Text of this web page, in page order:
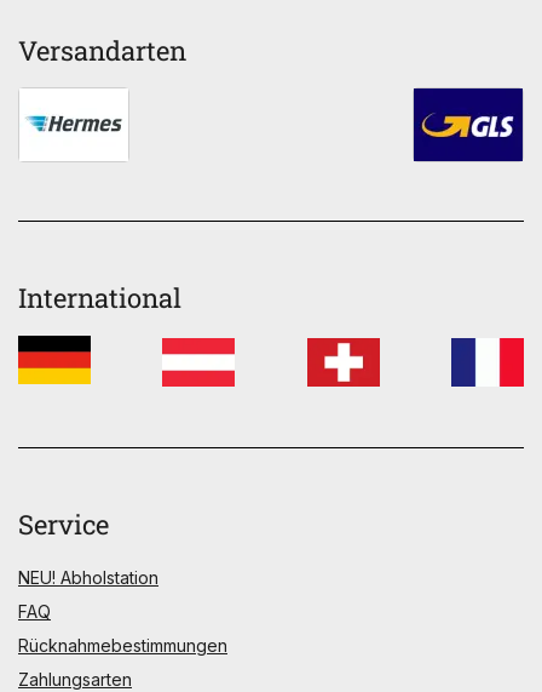
Versandarten
International
Service
NEU! Abholstation
FAQ
Rücknahmebestimmungen
Zahlungsarten